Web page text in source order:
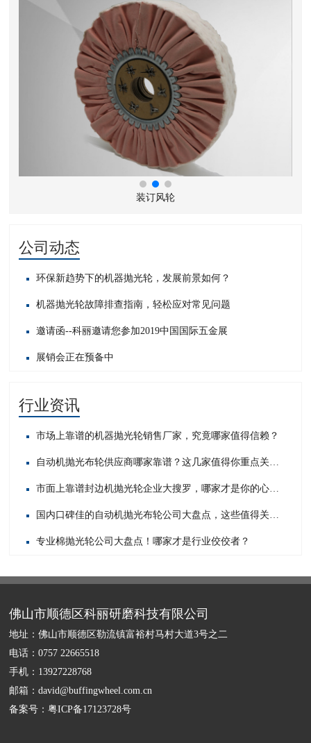
装订风轮
公司动态
环保新趋势下的机器抛光轮，发展前景如何？
机器抛光轮故障排查指南，轻松应对常见问题​
邀请函--科丽邀请您参加2019中国国际五金展
展销会正在预备中
行业资讯
市场上靠谱的机器抛光轮销售厂家，究竟哪家值得信赖？
专业棉抛光轮公司大盘点！哪家才是行业佼佼者？
佛山市顺德区科丽研磨科技有限公司
地址：佛山市顺德区勒流镇富裕村马村大道3号之二
电话：0757 22665518
手机：13927228768
邮箱：david@buffingwheel.com.cn
备案号：粤ICP备17123728号